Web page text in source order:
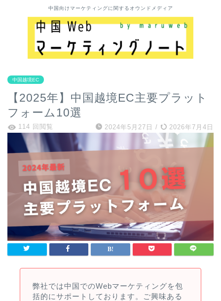
中国向けマーケティングに関するオウンドメディア
中国越境EC
【2025年】中国越境EC主要プラット
フォーム10選
114 回閲覧 2024年5月27日 / 2026年7月4日
弊社では中国でのWebマーケティングを包
括的にサポートしております。ご興味ある